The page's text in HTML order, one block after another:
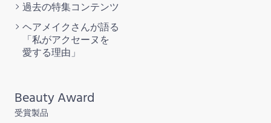
過去の特集コンテンツ
ヘアメイクさんが語る
「私がアクセーヌを
愛する理由」
Beauty Award
受賞製品